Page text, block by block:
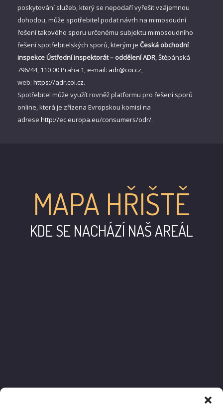
poskytování služeb, který se nepodaří vyřešit vzájemnou
dohodou, může spotřebitel podat návrh na mimosoudní
řešení takového sporu určenému subjektu mimosoudního
řešení spotřebitelských sporů, kterým je Česká obchodní
inspekce Ústřední inspektorát – oddělení ADR, Štěpánská
796/44, 110 00 Praha 1, e-mail: adr@coi.cz,
web: https://adr.coi.cz.
Spotřebitel může využít rovněž platformu pro řešení sporů
online, která je zřízena Evropskou komisí na
adrese http://ec.europa.eu/consumers/odr/.
MAPA HŘIŠTĚ
KDE SE NACHÁZÍ NAŠ AREÁL